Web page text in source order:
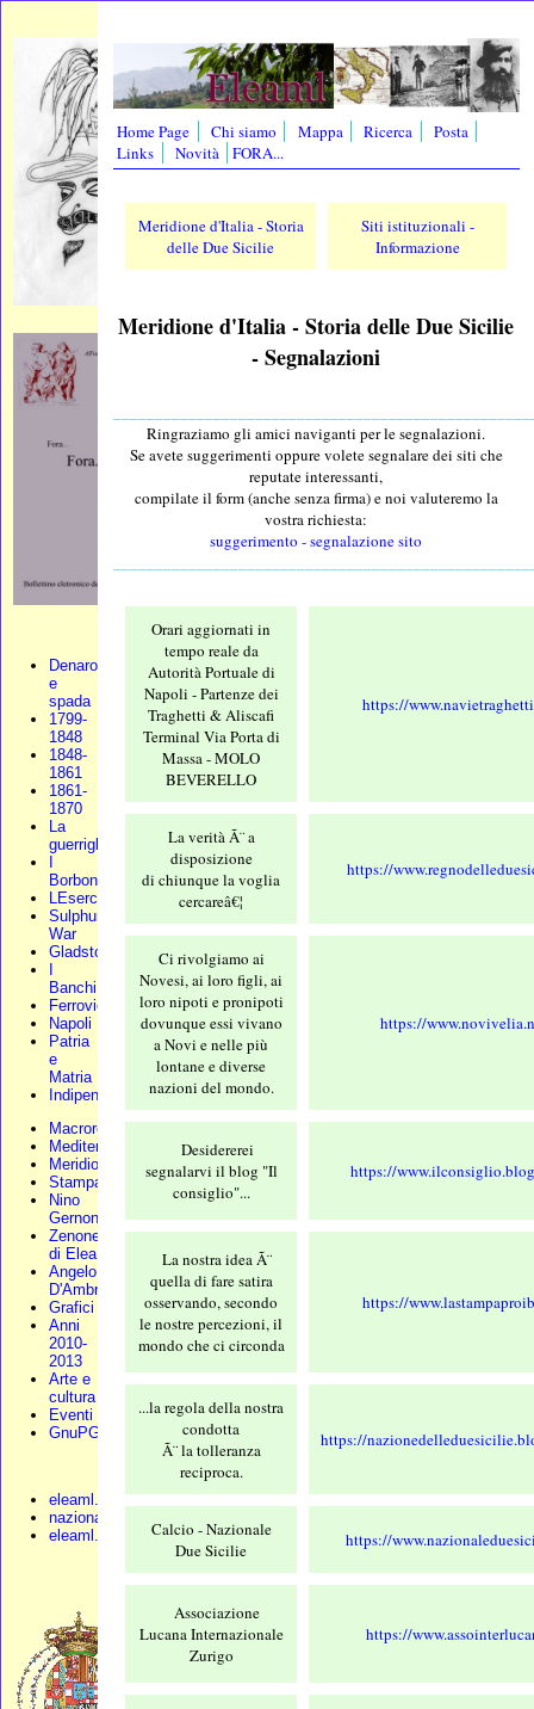
Denaro
e
spada
1799-
1848
1848-
1861
1861-
1870
La
guerriglia
Borbone
LEsercito
Sulphur
War
Gladstone
Banchi
Ferrovie
Napoli
Patria
e
Matria
Indipendenza
Macroregione
Mediterraneo
Meridionali
Stampa
Nino
Gernone
Zenone
di Elea
Angelo
D'Ambra
Grafici
Anni
2010-
2013
Arte e
cultura
Eventi
GnuPG
eleaml.org
nazionali.org
eleaml.altervista
Home Page Chi siamo Mappa Ricerca
Posta
Links
Novità FORA...
Meridione d'Italia - Storia
delle Due Sicilie
Siti istituzionali -
Informazione
Meridione d'Italia - Storia delle Due Sicilie
- Segnalazioni
Ringraziamo gli amici naviganti per le segnalazioni.
Se avete suggerimenti oppure volete segnalare dei siti che
reputate interessanti,
compilate il form (anche senza firma) e noi valuteremo la
vostra richiesta:
suggerimento - segnalazione sito
Orari aggiornati in
tempo reale da
Autorità Portuale di
Napoli - Partenze dei
Traghetti & Aliscafi
Terminal Via Porta di
Massa - MOLO
BEVERELLO
https://
La verità Ã¨ a
disposizione
di chiunque la voglia
cercareâ€¦
https://
Ci rivolgiamo ai
Novesi, ai loro figli, ai
loro nipoti e pronipoti
dovunque essi vivano
a Novi e nelle più
lontane e diverse
nazioni del mondo.
https://
Desidererei
segnalarvi il blog "Il
consiglio"...
https://
La nostra idea Ã¨
quella di fare satira
osservando, secondo
le nostre percezioni, il
mondo che ci circonda
https://
...la regola della nostra
condotta
Ã¨ la tolleranza
reciproca.
https://
Calcio - Nazionale
Due Sicilie
https://
Associazione
Lucana Internazionale
Zurigo
https://